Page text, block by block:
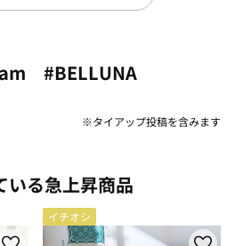
#BELLUNA
※タイアップ投稿を含みます
いる急上昇商品
イチオシ